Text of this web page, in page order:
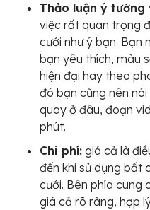
Thảo luận ý
việc rất quan trọng
cưới như ý bạn. Bạn
bạn yêu thích, màu
hiện đại hay theo
đó bạn cũng nên
quay ở đâu, đoạn
phút.
Chi phí: giá cả là
đến khi sử dụng bất
cưới. Bên phía cung
giá cả rõ ràng, hợp